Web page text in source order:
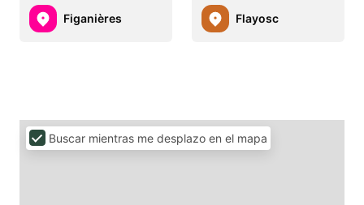
Figanières Flayosc
Buscar mientras me desplazo en el mapa